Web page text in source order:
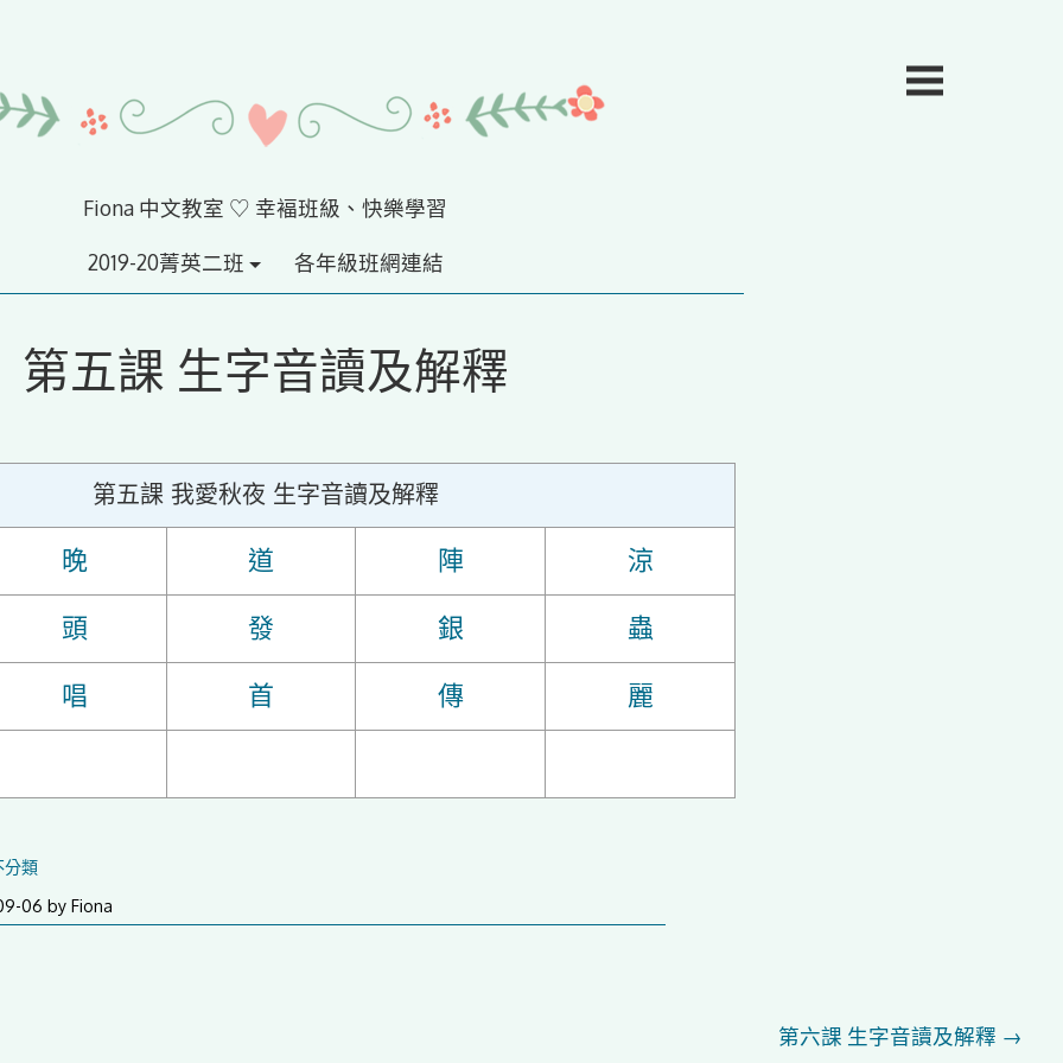
Fiona 中文教室 ♡ 幸褔班級、快樂學習
2019-20菁英二班 各年級班網連結
第五課 生字音讀及解釋
第五課 我愛秋夜 生字音讀及解釋
晚 道 陣 涼
頭 發 銀 蟲
唱 首 傳 麗
分類
06 2019-
by Fiona
第六課 生字音讀及解釋 →